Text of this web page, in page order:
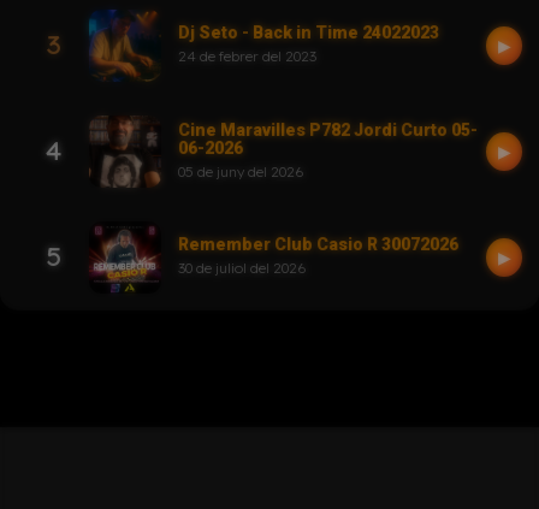
3 Dj Seto - Back in Time 24022023
24 de febrer del 2023
▶
4
Cine Maravilles P782 Jordi Curto 05-
06-2026
05 de juny del 2026
▶
5 Remember Club Casio R 30072026
30 de juliol del 2026
▶